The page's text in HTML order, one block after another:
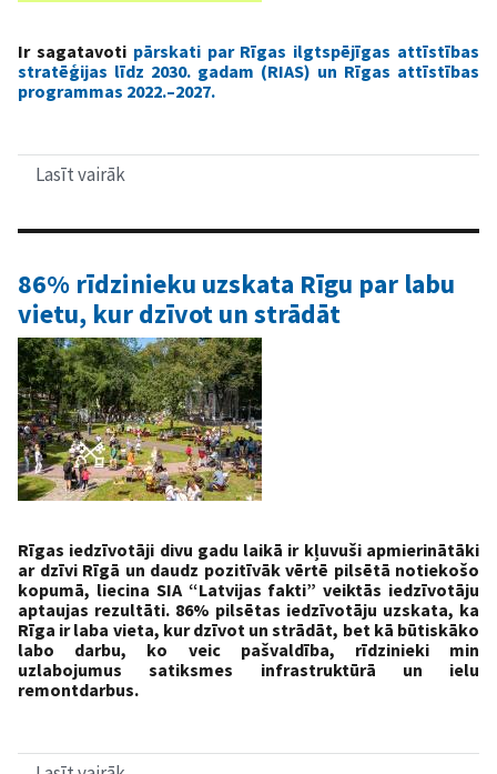
Ir sagatavotipārskati par Rīgas ilgtspējīgas attīstības
stratēģijas līdz 2030. gadam (RIAS) un Rīgas attīstības
programmas 2022.–2027.
Lasīt vairāk
būtisku
ilgtermiņa
mērķu
izpildē
86% rīdzinieku uzskata Rīgu par labu
vietu, kur dzīvot un strādāt
Rīgas iedzīvotāji divu gadu laikā ir kļuvuši apmierinātāki
ar dzīvi Rīgā un daudz pozitīvāk vērtē pilsētā notiekošo
kopumā, liecina SIA “Latvijas fakti” veiktās iedzīvotāju
aptaujas rezultāti. 86% pilsētas iedzīvotāju uzskata, ka
Rīga ir laba vieta, kur dzīvot un strādāt, bet kā būtiskāko
labo darbu, ko veic pašvaldība, rīdzinieki min
uzlabojumus satiksmes infrastruktūrā un ielu
remontdarbus.